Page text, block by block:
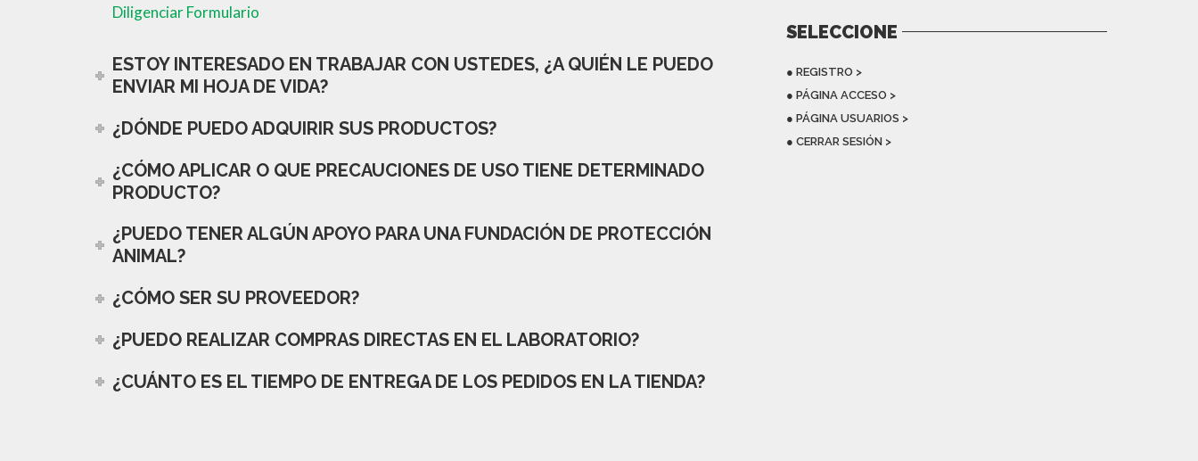
Diligenciar Formulario
ESTOY INTERESADO EN TRABAJAR CON USTEDES, ¿A QUIÉN LE PUEDO
ENVIAR MI HOJA DE VIDA?
¿DÓNDE PUEDO ADQUIRIR SUS PRODUCTOS?
¿CÓMO APLICAR O QUE PRECAUCIONES DE USO TIENE DETERMINADO
PRODUCTO?
¿PUEDO TENER ALGÚN APOYO PARA UNA FUNDACIÓN DE PROTECCIÓN
ANIMAL?
¿CÓMO SER SU PROVEEDOR?
¿PUEDO REALIZAR COMPRAS DIRECTAS EN EL LABORATORIO?
¿CUÁNTO ES EL TIEMPO DE ENTREGA DE LOS PEDIDOS EN LA TIENDA?
SELECCIONE
● REGISTRO >
● PÁGINA ACCESO >
● PÁGINA USUARIOS >
● CERRAR SESIÓN >